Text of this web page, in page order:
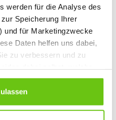
werden für die Analyse des
Speicherung Ihrer
und für Marketingzwecke
Daten helfen uns dabei,
zu verbessern und zu
Sie Ihre Zustimmung,
in diesem Fall werden nur
Besuch unserer Website
Leichte